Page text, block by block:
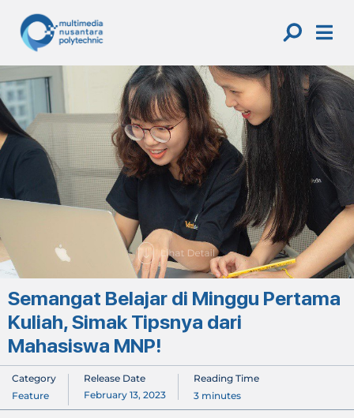
content
Semangat Belajar di Minggu Pertama
Kuliah, Simak Tipsnya dari
Mahasiswa MNP!
Category
Feature
Release Date
February 13, 2023
Reading Time
3 minutes